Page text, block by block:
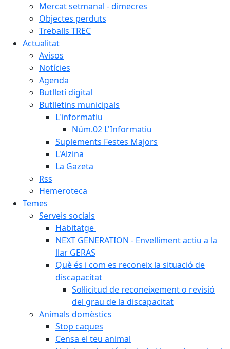
Mercat setmanal - dimecres
Objectes perduts
Treballs TREC
Actualitat
Avisos
Notícies
Agenda
Butlletí digital
Butlletins municipals
L'informatiu
Núm.02 L'Informatiu
Suplements Festes Majors
L'Alzina
La Gazeta
Rss
Hemeroteca
Temes
Serveis socials
Habitatge
NEXT GENERATION - Envelliment actiu a la
llar GERAS
Què és i com es reconeix la situació de
discapacitat
Sol·licitud de reconeixement o revisió
del grau de la discapacitat
Animals domèstics
Stop caques
Censa el teu animal